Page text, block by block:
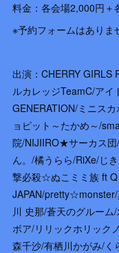
料金：各会場2,000円＋
※予約フォームはありま
出演：CHERRY GIRLS
ルカレッジTeamC/ア
GENERATION/ミニス
ョピット～たかめ～/
院/NIJIIRO★サーカス団
ん。/橘うらら/RiXe/じ
撃必殺☆ぬこミミ族 ft
JAPAN/
川 史那/蒼天のグルー
ボア/リリックホリック
森千沙/有栖川かがみ/く